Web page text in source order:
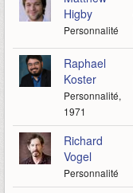
Higby
Personnalité
Raphael
Koster
Personnalité,
1971
Richard
Vogel
Personnalité